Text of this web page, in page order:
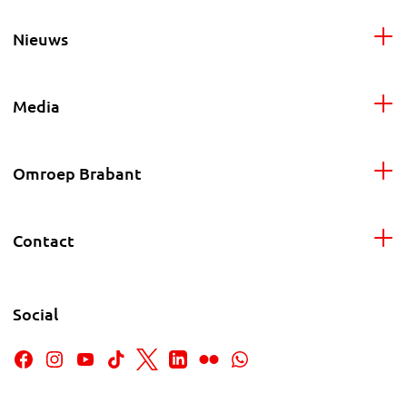
Nieuws
Media
Omroep Brabant
Contact
Social